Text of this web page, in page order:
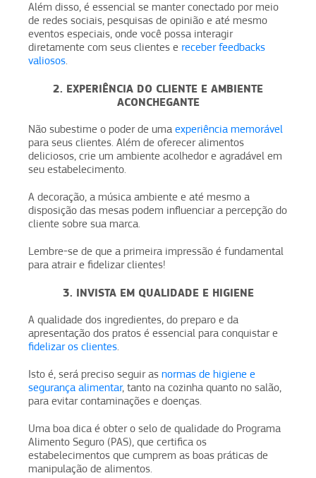
Além disso, é essencial se manter conectado por meio
de redes sociais, pesquisas de opinião e até mesmo
eventos especiais, onde você possa interagir
diretamente com seus clientes e receber feedbacks
valiosos.
2. EXPERIÊNCIA DO CLIENTE E AMBIENTE
ACONCHEGANTE
Não subestime o poder de uma experiência memorável
para seus clientes. Além de oferecer alimentos
deliciosos, crie um ambiente acolhedor e agradável em
seu estabelecimento.
A decoração, a música ambiente e até mesmo a
disposição das mesas podem influenciar a percepção do
cliente sobre sua marca.
Lembre-se de que a primeira impressão é fundamental
para atrair e fidelizar clientes!
3. INVISTA EM QUALIDADE E HIGIENE
A qualidade dos ingredientes, do preparo e da
apresentação dos pratos é essencial para conquistar e
fidelizar os clientes.
Isto é, será preciso seguir as normas de higiene e
segurança alimentar, tanto na cozinha quanto no salão,
para evitar contaminações e doenças.
Uma boa dica é obter o selo de qualidade do Programa
Alimento Seguro (PAS), que certifica os
estabelecimentos que cumprem as boas práticas de
manipulação de alimentos.